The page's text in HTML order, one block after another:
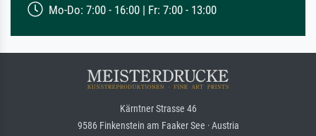
Mo-Do: 7:00 - 16:00 | Fr: 7:00 - 13:00
Kärntner Strasse 46
9586 Finkenstein am Faaker See · Austria